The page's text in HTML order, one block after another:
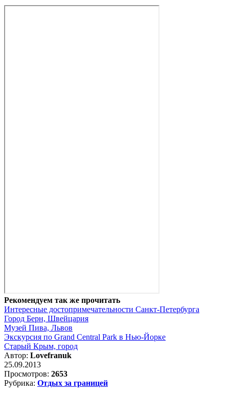
Рекомендуем так же прочитать
Интересные достопримечательности Санкт-Петербурга
Город Берн, Швейцария
Музей Пива, Львов
Экскурсия по Grand Central Park в Нью-Йорке
Старый Крым, город
Автор: Lovefranuk
25.09.2013
Просмотров: 2653
Рубрика: Отдых за границей